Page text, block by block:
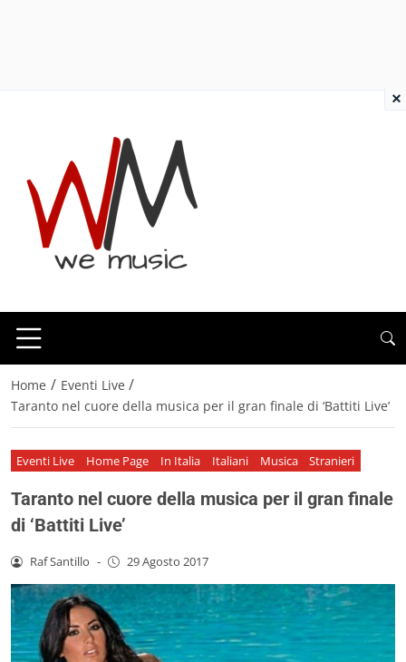
Home / Eventi Live /
Taranto nel cuore della musica per il gran finale di ‘Battiti Live’
Eventi Live Home Page In Italia Italiani Musica Stranieri
Taranto nel cuore della musica per il gran finale
di ‘Battiti Live’
Raf Santillo - 29 Agosto 2017
×